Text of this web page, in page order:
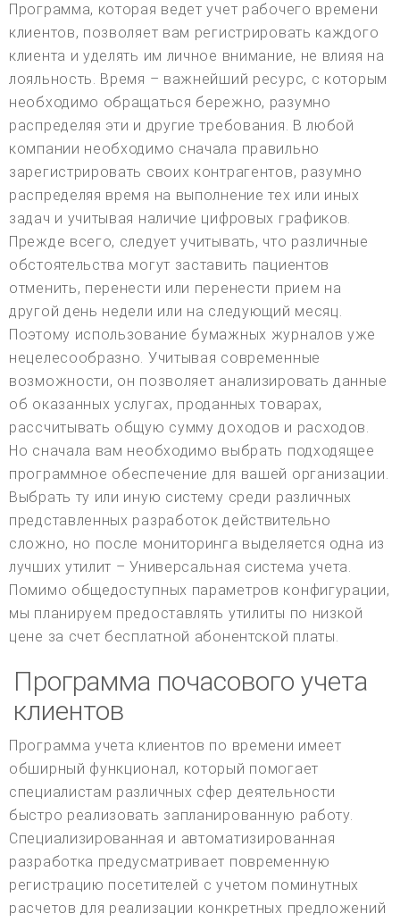
Программа, которая ведет учет рабочего времени
клиентов, позволяет вам регистрировать каждого
клиента и уделять им личное внимание, не влияя на
лояльность. Время – важнейший ресурс, с которым
необходимо обращаться бережно, разумно
распределяя эти и другие требования. В любой
компании необходимо сначала правильно
зарегистрировать своих контрагентов, разумно
распределяя время на выполнение тех или иных
задач и учитывая наличие цифровых графиков.
Прежде всего, следует учитывать, что различные
обстоятельства могут заставить пациентов
отменить, перенести или перенести прием на
другой день недели или на следующий месяц.
Поэтому использование бумажных журналов уже
нецелесообразно. Учитывая современные
возможности, он позволяет анализировать данные
об оказанных услугах, проданных товарах,
рассчитывать общую сумму доходов и расходов.
Но сначала вам необходимо выбрать подходящее
программное обеспечение для вашей организации.
Выбрать ту или иную систему среди различных
представленных разработок действительно
сложно, но после мониторинга выделяется одна из
лучших утилит – Универсальная система учета.
Помимо общедоступных параметров конфигурации,
мы планируем предоставлять утилиты по низкой
цене за счет бесплатной абонентской платы.
Программа почасового учета
клиентов
Программа учета клиентов по времени имеет
обширный функционал, который помогает
специалистам различных сфер деятельности
быстро реализовать запланированную работу.
Специализированная и автоматизированная
разработка предусматривает повременную
регистрацию посетителей с учетом поминутных
расчетов для реализации конкретных предложений